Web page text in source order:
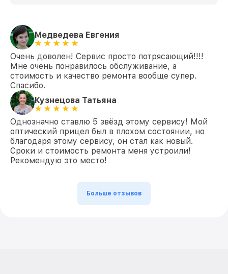
Медведева Евгения
Очень доволен! Сервис просто потрясающий!!!!
Мне очень понравилось обслуживание, а
стоимость и качество ремонта вообще супер.
Спасибо.
Кузнецова Татьяна
Однозначно ставлю 5 звёзд этому сервису! Мой
оптический прицел был в плохом состоянии, но
благодаря этому сервису, он стал как новый.
Сроки и стоимость ремонта меня устроили!
Рекомендую это место!
Больше отзывов